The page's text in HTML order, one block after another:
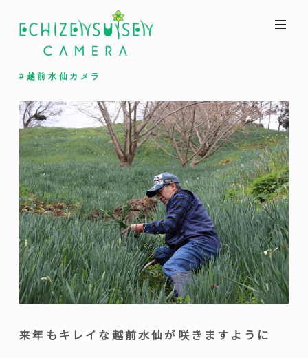
ン
テ
ツ
ス
キ
ッ
プ
#越前水仙カメラ
来年もキレイな越前水仙が咲きますように